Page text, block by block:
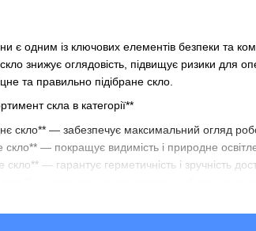
є одним із ключових елементів безпеки та
знижує оглядовість, підвищує ризики для
та правильно підібране скло.
скла в категорії**
скло** — забезпечує максимальний огляд
скло** — покращує видимість і природне
скло** — гарантує герметичність і зручність